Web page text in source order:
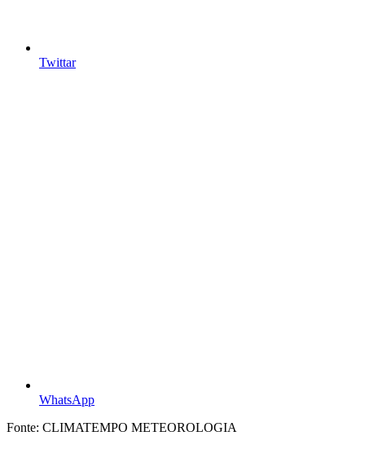
Twittar
WhatsApp
Fonte: CLIMATEMPO METEOROLOGIA